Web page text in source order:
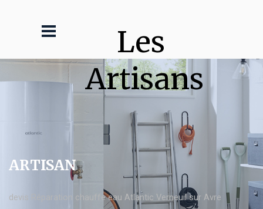
Les
Artisans
ARTISAN
devis Réparation chauffe eau Atlantic Verneuil sur Avre